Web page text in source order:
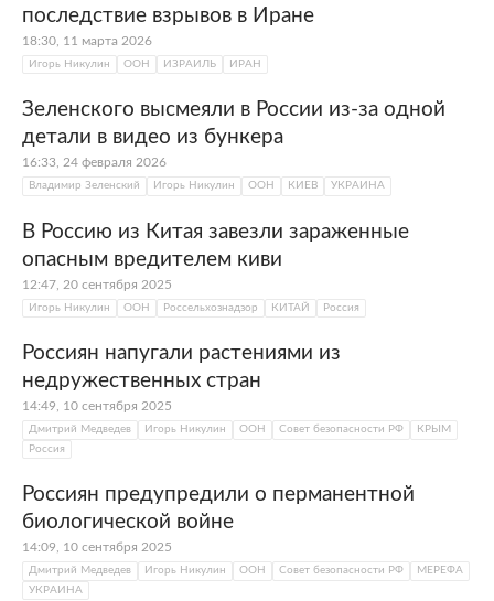
последствие взрывов в Иране
18:30, 11 марта 2026
Игорь Никулин ООН ИЗРАИЛЬ ИРАН
Зеленского высмеяли в России из-за одной
детали в видео из бункера
16:33, 24 февраля 2026
Владимир Зеленский Игорь Никулин ООН КИЕВ УКРАИНА
В Россию из Китая завезли зараженные
опасным вредителем киви
12:47, 20 сентября 2025
Игорь Никулин ООН Россельхознадзор КИТАЙ Россия
Россиян напугали растениями из
недружественных стран
14:49, 10 сентября 2025
Дмитрий Медведев Игорь Никулин ООН Совет безопасности РФ
КРЫМ
Россия
Россиян предупредили о перманентной
биологической войне
14:09, 10 сентября 2025
Дмитрий Медведев Игорь Никулин ООН Совет безопасности РФ
МЕРЕФА
УКРАИНА